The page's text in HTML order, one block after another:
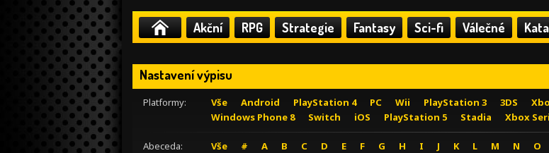
Akční RPG Strategie Fantasy Sci-fi Válečné
Nastavení výpisu
Platformy: Vše Android PlayStation 4 PC Wii PlayStation 3 3DS
Windows Phone 8
Switch iOS PlayStation 5 Stadia Xbox
Abeceda: Vše # A B C D E F G H I J K L M N O